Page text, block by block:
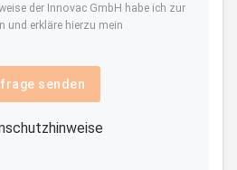
der Innovac GmbH habe ich zur
und erkläre hierzu mein
senden